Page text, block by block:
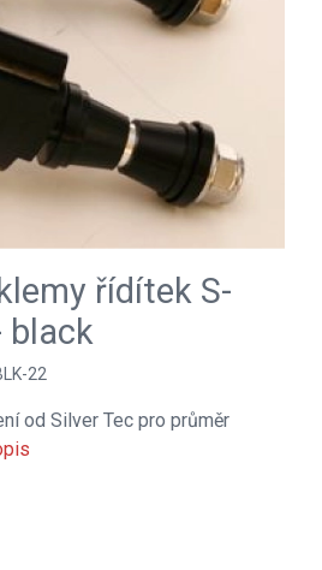
řídítek S-
black
22
od Silver Tec pro průměr